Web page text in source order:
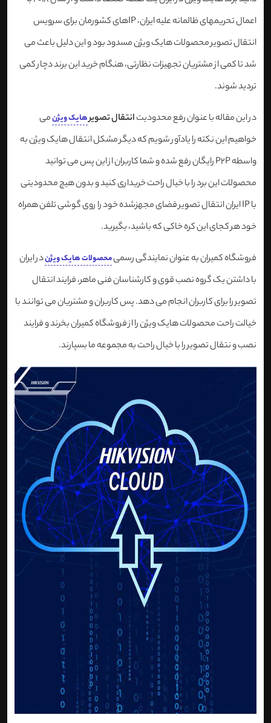
اعمال تحریمهای ظالمانه علیه ایران، IPهای کشورمان برای سرویس
انتقال تصویر محصولات هایک ویژن مسدود بود و این دلیل باعث می
شد تا کمی از مشتریان تجهیزات نظارتی، هنگام خرید این برند دچار کمی
تردید شوند.
در این مقاله با عنوان رفع محدودیتانتقال تصویرهایک ویژنمی
خواهیم این نکته را یادآور شویم که دیگر مشکل انتقال هایک ویژن به
واسطه P2P رایگان رفع شده و شما کاربران از این پس می توانید
محصولات این برد را با خیال راحت خریداری کنید و بدون هیچ محدودیتی
با IP ایران انتقال تصویر فضای مجهزشده خود را روی گوشی تلفن همراه
خود هر کجای این کره خاکی که باشید، بگیرید.
فروشگاه کمیران به عنوان نمایندگی رسمیمحصولات هایک ویژندر ایران
با داشتن یک گروه نصب قوی و کارشناسان فنی ماهر، فرایند انتقال
تصویر را برای کاربران انجام می دهد. پس کاربران و مشتریان می توانند با
خیالت راحت محصولات هایک ویژن را از فروشگاه کمیران بخرند و فرایند
نصب و نتقال تصویر را با خیال راحت به مجموعه ما بسپارند.